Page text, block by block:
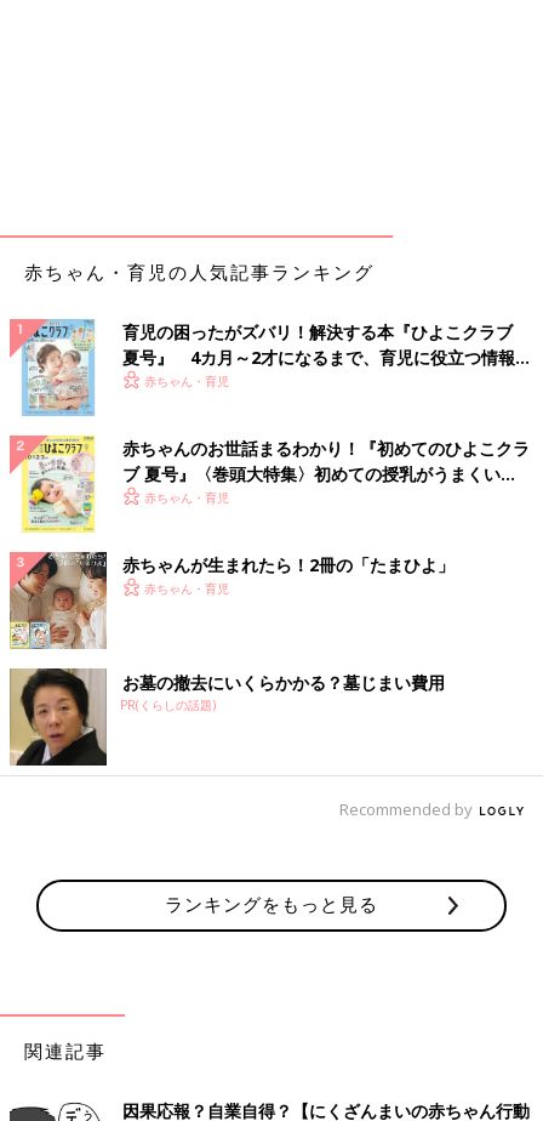
赤ちゃん・育児の人気記事ランキング
育児の困ったがズバリ！解決する本『ひよこクラブ
夏号』 4カ月～2才になるまで、育児に役立つ情報が
いっぱい！
赤ちゃん・育児
赤ちゃんのお世話まるわかり！『初めてのひよこクラ
ブ 夏号』〈巻頭大特集〉初めての授乳がうまくい
く！ おっぱい・ミルクの基本と夏のトラブル 解決テ
赤ちゃん・育児
赤ちゃんが生まれたら！2冊の「たまひよ」
赤ちゃん・育児
お墓の撤去にいくらかかる？墓じまい費用
PR(くらしの話題)
Recommended by
ランキングをもっと見る
関連記事
因果応報？自業自得？【にくざんまいの赤ちゃん行動